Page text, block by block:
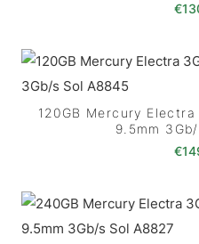
€
120GB Mercury Electra
9.5mm
€